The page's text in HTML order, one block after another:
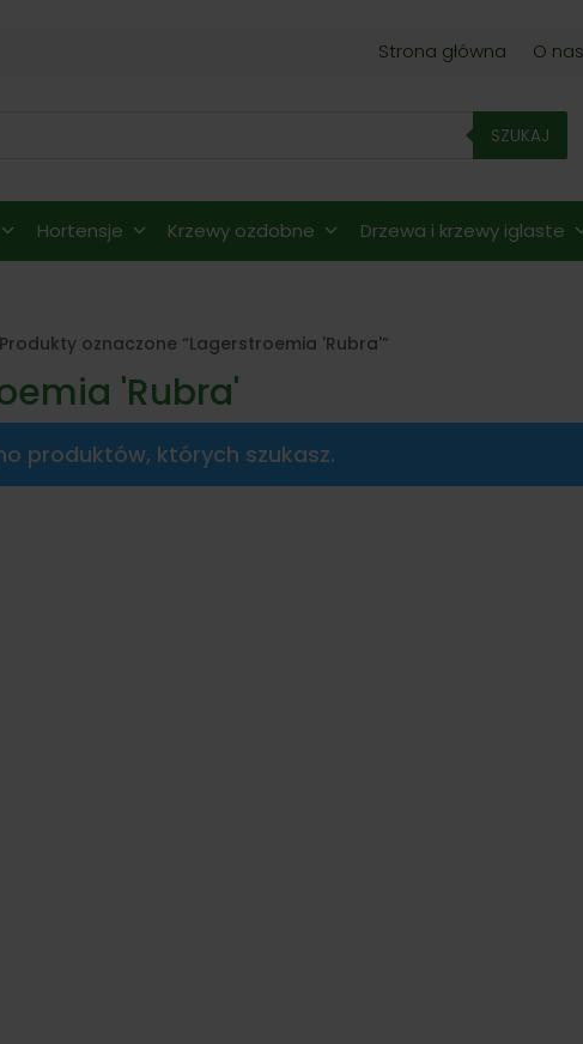
Strona główna O nas
SZUKAJ
Hortensje Krzewy ozdobne Drzewa i krzewy iglaste
oznaczone “Lagerstroemia 'Rubra'”
'Rubra'
produktów, których szukasz.